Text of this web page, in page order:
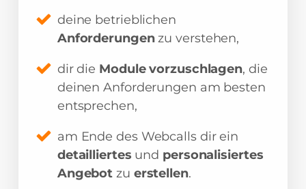
deine betrieblichen
Anforderungenzu verstehen,
dir die Module vorzuschlagen, die
deinen Anforderungen am besten
entsprechen,
am Ende des Webcalls dir ein
detailliertes und personalisiertes
Angebot zu erstellen.